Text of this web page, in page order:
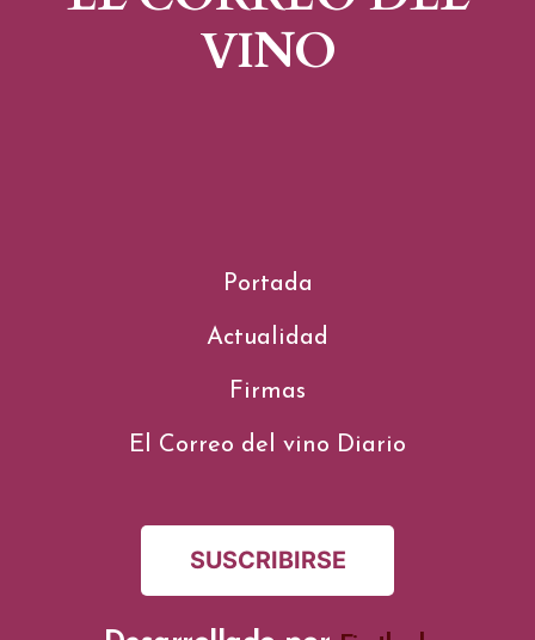
VINO
Portada
Actualidad
Firmas
El Correo del vino Diario
SUSCRIBIRSE